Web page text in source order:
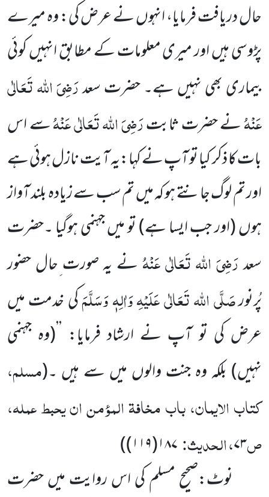
حال دریافت فرمایا، انہوں نے عرض کی: وہ میرے
پڑوسی ہیں اور میری معلومات کے مطابق انہیں کوئی
بیماری بھی نہیں ہے۔ حضرت سعدرَضِیَ اللہ تَعَالٰی
عَنْہُنے حضرت ثابترَضِیَ اللہ تَعَالٰی عَنْہُسے اس
بات کا ذکر کیا تو آپ نے کہا:یہ آیت نازل ہوئی ہے
اور تم لوگ جانتے ہو کہ میں تم سب سے زیادہ بلند آواز
ہوں(اور جب ایسا ہے)تو میں جہنمی ہوگیا ۔حضرت
سعدرَضِیَ اللہ تَعَالٰی عَنْہُنے یہ صورت ِحال حضور
پُرنورصَلَّی اللہ تَعَالٰی عَلَیْہِ وَاٰلِہٖ وَسَلَّمَکی خدمت میں
عرض کی تو آپ نے ارشاد فرمایا: ’’(وہ جہنمی
نہیں)بلکہ وہ جنت والوں میں سے ہیں ۔(مسلم،
کتاب الایمان، باب مخافۃ المؤمن ان یحبط عملہ،
ص۷۳، الحدیث:۱۸۷(۱۱۹)
)
نوٹ:صحیح مسلم کی اس روایت میں حضرت